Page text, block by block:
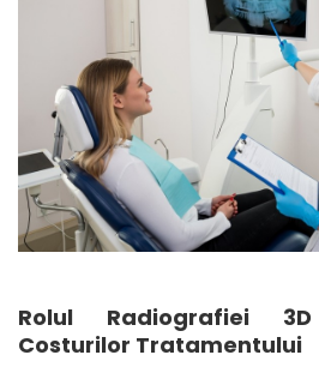
Rolul Radiografiei
Costurilor Tratamentului